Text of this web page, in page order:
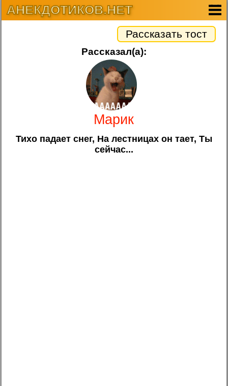
АНЕКДОТИКОВ.НЕТ
Рассказать тост
Рассказал(а):
Марик
Тихо падает снег, На лестницах он тает, Ты
сейчас...